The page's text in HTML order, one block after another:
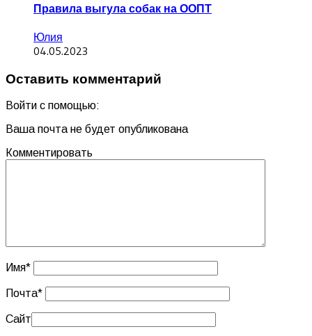
Правила выгула собак на ООПТ
Юлия
04.05.2023
Оставить комментарий
Войти с помощью:
Ваша почта не будет опубликована
Комментировать
Имя*
Почта*
Сайт